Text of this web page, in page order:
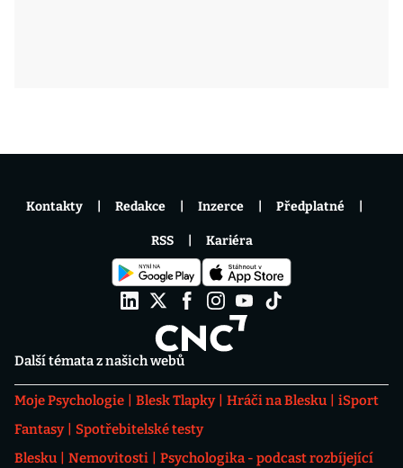
Další témata z našich webů
Moje Psychologie Blesk Tlapky Hráči na Blesku
iSport
Fantasy
Spotřebitelské testy
Blesku
Nemovitosti
Psychologika - podcast rozbíjející
Kontakty Redakce Inzerce Předplatné
RSS Kariéra